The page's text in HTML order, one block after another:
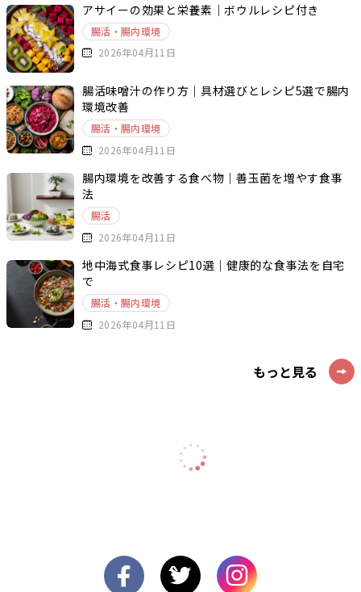
アサイーの効果と栄養素｜ボウルレシピ付き
腸活・腸内環境
2026年04月11日
腸活味噌汁の作り方｜具材選びとレシピ5選で腸内
環境改善
腸活・腸内環境
2026年04月11日
腸内環境を改善する食べ物｜善玉菌を増やす食事
法
腸活
2026年04月11日
地中海式食事レシピ10選｜健康的な食事法を自宅
で
腸活・腸内環境
2026年04月11日
もっと見る